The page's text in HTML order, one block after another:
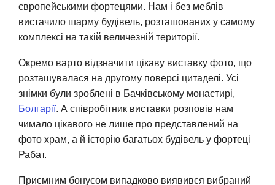
європейськими фортецями. Нам і без меблів
вистачило шарму будівель, розташованих у самому
комплексі на такій величезній території.
Окремо варто відзначити цікаву виставку фото, що
розташувалася на другому поверсі цитаделі. Усі
знімки були зроблені в Бачківському монастирі,
Болгарії. А співробітник виставки розповів нам
чимало цікавого не лише про представлений на
фото храм, а й історію багатьох будівель у фортеці
Рабат.
Приємним бонусом випадково виявився вибраний